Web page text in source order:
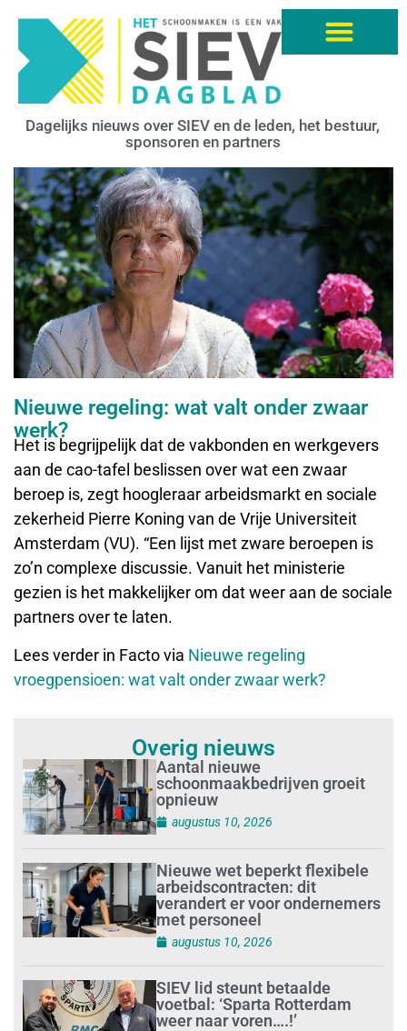
Dagelijks nieuws over SIEV en de leden, het bestuur,
sponsoren en partners
.
Nieuwe regeling: wat valt onder zwaar
werk?
Het is begrijpelijk dat de vakbonden en werkgevers
aan de cao-tafel beslissen over wat een zwaar
beroep is, zegt hoogleraar arbeidsmarkt en sociale
zekerheid Pierre Koning van de Vrije Universiteit
Amsterdam (VU). “Een lijst met zware beroepen is
zo’n complexe discussie. Vanuit het ministerie
gezien is het makkelijker om dat weer aan de sociale
partners over te laten.
Lees verder in Facto via Nieuwe regeling
vroegpensioen: wat valt onder zwaar werk?
Overig nieuws
Aantal nieuwe
schoonmaakbedrijven groeit
opnieuw
augustus 10, 2026
Nieuwe wet beperkt flexibele
arbeidscontracten: dit
verandert er voor ondernemers
met personeel
augustus 10, 2026
SIEV lid steunt betaalde
voetbal: ‘Sparta Rotterdam
weer naar voren….!’